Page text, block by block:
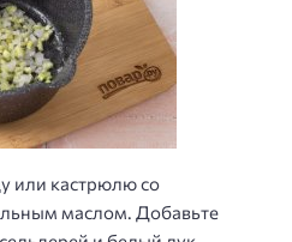
или кастрюлю со
маслом. Добавьте